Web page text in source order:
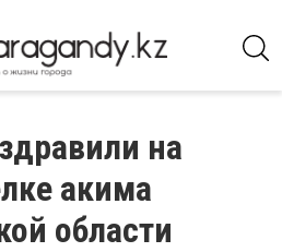
на
акима
области